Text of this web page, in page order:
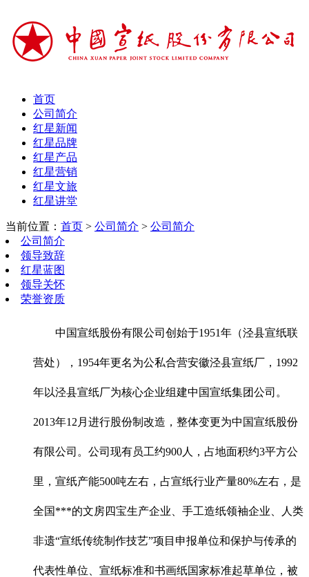
首页
公司简介
红星新闻
红星品牌
红星产品
红星营销
红星文旅
红星讲堂
当前位置： 首页 > 公司简介 > 公司简介
公司简介
领导致辞
红星蓝图
领导关怀
荣誉资质
中国宣纸股份有限公司创始于1951年（泾县宣纸联
营处），1954年更名为公私合营安徽泾县宣纸厂，1992
年以泾县宣纸厂为核心企业组建中国宣纸集团公司。
2013年12月进行股份制改造，整体变更为中国宣纸股份
有限公司。公司现有员工约900人，占地面积约3平方公
里，宣纸产能500吨左右，占宣纸行业产量80%左右，是
全国***的文房四宝生产企业、手工造纸领袖企业、人类
非遗“宣纸传统制作技艺”项目申报单位和保护与传承的
代表性单位、宣纸标准和书画纸国家标准起草单位，被